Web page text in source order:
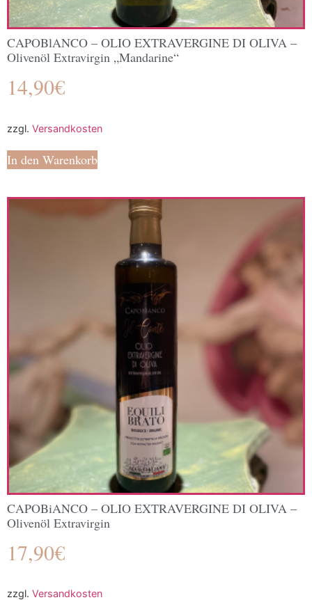
CAPOBlANCO – OLIO EXTRAVERGINE DI OLIVA –
Olivenöl Extravirgin „Mandarine“
14,90€
zzgl. Versandkosten
In den Warenkorb
CAPOBiANCO – OLIO EXTRAVERGINE DI OLIVA –
Olivenöl Extravirgin
17,90€
zzgl. Versandkosten